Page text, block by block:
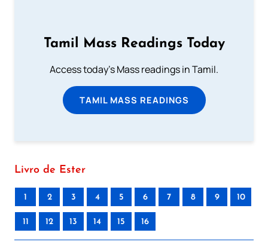
Tamil Mass Readings Today
Access today's Mass readings in Tamil.
TAMIL MASS READINGS
Livro de Ester
1 2 3 4 5 6 7 8 9 10
11 12 13 14 15 16